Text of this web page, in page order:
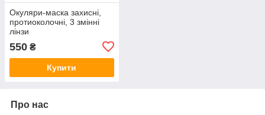
Окуляри-маска захисні,
протиоколочні, 3 змінні
лінзи
550 ₴
Купити
Про нас